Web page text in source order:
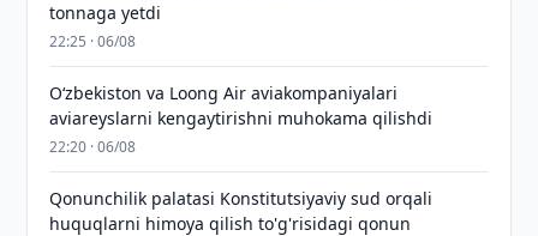
tonnaga yetdi
22:25 · 06/08
Oʻzbekiston va Loong Air aviakompaniyalari
aviareyslarni kengaytirishni muhokama qilishdi
22:20 · 06/08
Qonunchilik palatasi Konstitutsiyaviy sud orqali
huquqlarni himoya qilish to'g'risidagi qonun